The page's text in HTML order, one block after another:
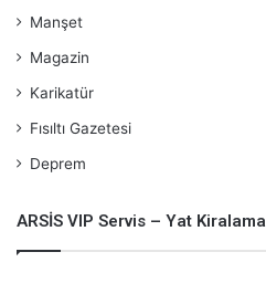
Manşet
Magazin
Karikatür
Fısıltı Gazetesi
Deprem
ARSİS VIP Servis – Yat Kiralama